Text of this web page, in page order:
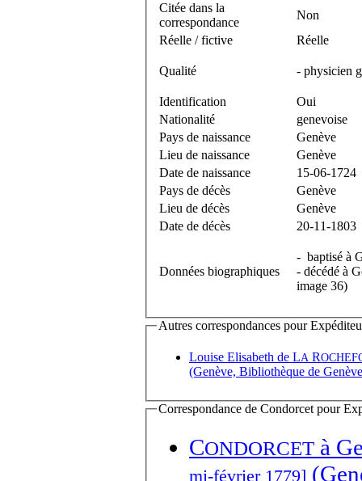
Citée dans la
correspondance
Non
Réelle / fictive
Réelle
Qualité - physicien
Identification
Oui
Nationalité
genevoise
Pays de naissance
Genève
Lieu de naissance
Genève
Date de naissance
15-06-1724
Pays de décès
Genève
Lieu de décès
Genève
Date de décès
20-11-1803
Données biographiques
- baptisé à
- décédé à
image 36)
Autres correspondances pour
Louise Elisabeth de LA R
(Genève, Bibliothèque de
Correspondance de Condorcet pour
CONDORCET à
mi-février 1779]